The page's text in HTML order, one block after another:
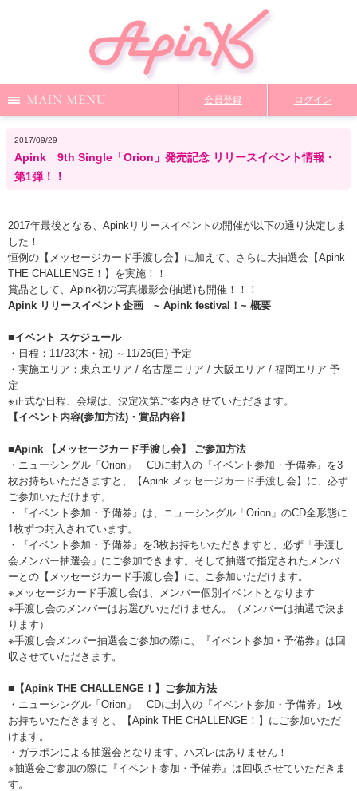
News
ファンクラブ限定コンテンツ
TOP
会員登録 ログイン
2017/09/29
Apink 9th Single「Orion」発売記念 リリースイベント情報・
第1弾！！
2017年最後となる、Apinkリリースイベントの開催が以下の通り決定しま
した！
恒例の【メッセージカード手渡し会】に加えて、さらに大抽選会【Apink
THE CHALLENGE！】を実施！！
賞品として、Apink初の写真撮影会(抽選)も開催！！！
Apink リリースイベント企画 ~ Apink festival！~ 概要
■イベント スケジュール
・日程：11/23(木・祝) ～11/26(日) 予定
・実施エリア：東京エリア / 名古屋エリア / 大阪エリア / 福岡エリア 予
定
※正式な日程、会場は、決定次第ご案内させていただきます。
【イベント内容(参加方法)・賞品内容】
■Apink 【メッセージカード手渡し会】 ご参加方法
・ニューシングル「Orion」 CDに封入の『イベント参加・予備券』を3
枚お持ちいただきますと、【Apink メッセージカード手渡し会】に、必ず
ご参加いただけます。
・『イベント参加・予備券』は、ニューシングル「Orion」のCD全形態に
1枚ずつ封入されています。
・『イベント参加・予備券』を3枚お持ちいただきますと、必ず「手渡し
会メンバー抽選会」にご参加できます。そして抽選で指定されたメンバ
ーとの【メッセージカード手渡し会】に、ご参加いただけます。
※メッセージカード手渡し会は、メンバー個別イベントとなります
※手渡し会のメンバーはお選びいただけません。（メンバーは抽選で決ま
ります）
※手渡し会メンバー抽選会ご参加の際に、『イベント参加・予備券』は回
収させていただきます。
■【Apink THE CHALLENGE！】ご参加方法
・ニューシングル「Orion」 CDに封入の『イベント参加・予備券』1枚
お持ちいただきますと、【Apink THE CHALLENGE！】にご参加いただ
けます。
・ガラポンによる抽選会となります。ハズレはありません！
※抽選会ご参加の際に『イベント参加・予備券』は回収させていただきま
す。